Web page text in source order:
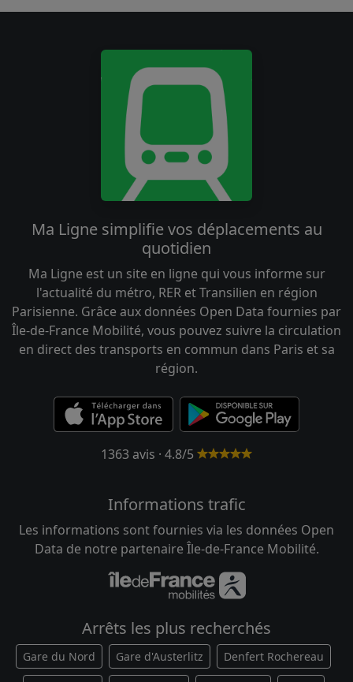
Ma Ligne simplifie vos déplacements au
quotidien
Ma Ligne est un site en ligne qui vous informe sur
l'actualité du métro, RER et Transilien en région
Parisienne. Grâce aux données Open Data fournies par
Île-de-France Mobilité, vous pouvez suivre la circulation
en direct des transports en commun dans Paris et sa
région.
1363 avis · 4.8/5
Informations trafic
Les informations sont fournies via les données Open
Data de notre partenaire Île-de-France Mobilité.
Arrêts les plus recherchés
Gare du Nord Gare d'Austerlitz Denfert Rochereau